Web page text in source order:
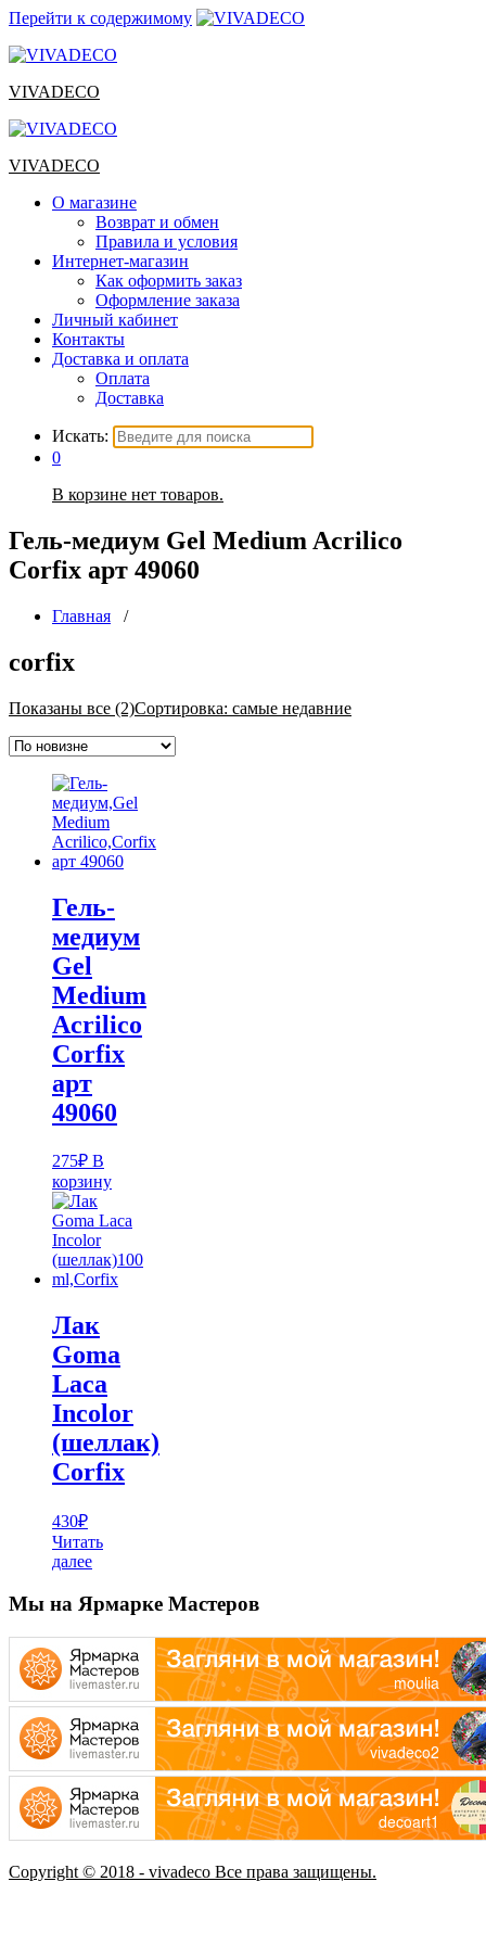
Перейти к содержимому
VIVADECO
VIVADECO
О магазине
Возврат и обмен
Правила и условия
Интернет-магазин
Как оформить заказ
Оформление заказа
Личный кабинет
Контакты
Доставка и оплата
Оплата
Доставка
Искать:
0
В корзине нет товаров.
Гель-медиум Gel Medium Acrilico
Corfix арт 49060
Главная /
corfix
Показаны все (2)Сортировка: самые недавние
Гель-
медиум
Gel
Medium
Acrilico
Corfix
арт
49060
275₽ В
корзину
Лак
Goma
Laca
Incolor
(шеллак)
Corfix
430₽
Читать
далее
Мы на Ярмарке Мастеров
Copyright © 2018 - vivadeco Все права защищены.